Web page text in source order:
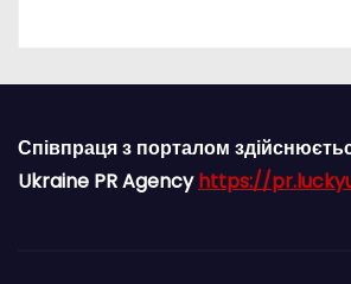
Співпраця з порталом
Ukraine PR Agencyhttps://